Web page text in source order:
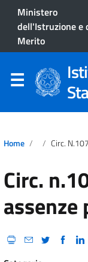
Ministero
dell'Istruzione e
Merito
Home Circ. N.107
Circ.
assenze